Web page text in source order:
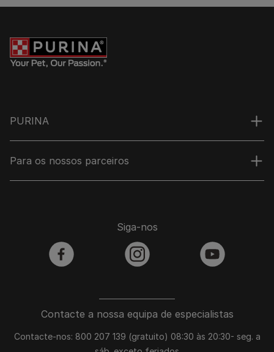
PURINA
Para os nossos parceiros
Contacte a nossa equipa de especialistas
Contacte-nos: 800 207 139 (gratuito) 08:30 às 20:30- seg. a
Siga-nos
facebook instagram youtube